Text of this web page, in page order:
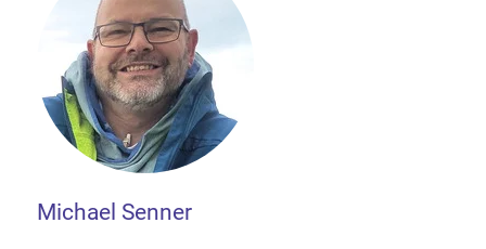
Michael Senner